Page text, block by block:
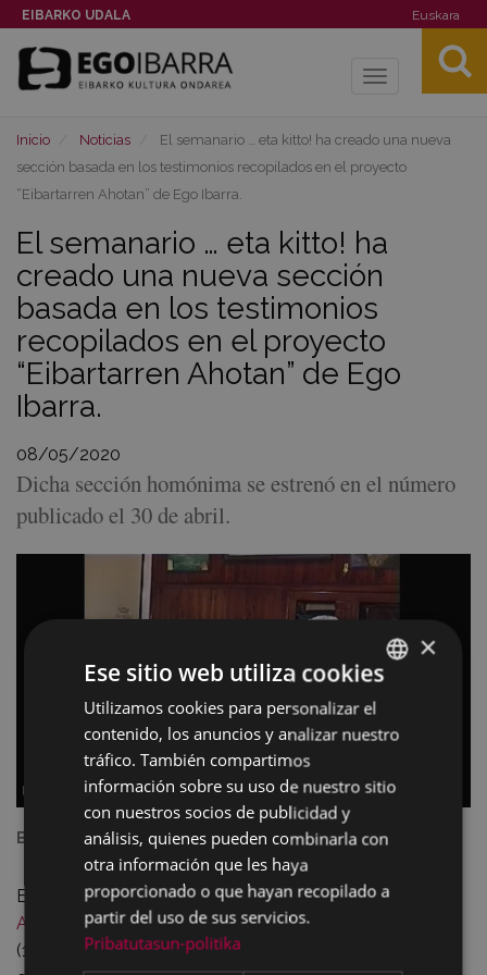
EIBARKO UDALA Euskara
Toggle
Inicio Noticias
El semanario … eta kitto! ha creado una nueva
sección basada en los testimonios recopilados en el proyecto
“Eibartarren Ahotan” de Ego Ibarra.
El semanario … eta kitto! ha
creado una nueva sección
basada en los testimonios
recopilados en el proyecto
“Eibartarren Ahotan” de Ego
Ibarra.
08/05/2020
Dicha sección homónima se estrenó en el número
publicado el 30 de abril.
Bartolo Arriola y Agustin Arana
En la misma se recopilan los recuerdos deBartolo
Arriola Garate (1912-2012) y Asunción Larraza Zubiria
(1914-2002) sobre la vida social eibarresa y la
BASQUE
SPANISH
×
Ese sitio web utiliza cookies
Utilizamos cookies para personalizar el
contenido, los anuncios y analizar nuestro
tráfico. También compartimos
información sobre su uso de nuestro sitio
con nuestros socios de publicidad y
análisis, quienes pueden combinarla con
otra información que les haya
proporcionado o que hayan recopilado a
partir del uso de sus servicios.
Pribatutasun-politika